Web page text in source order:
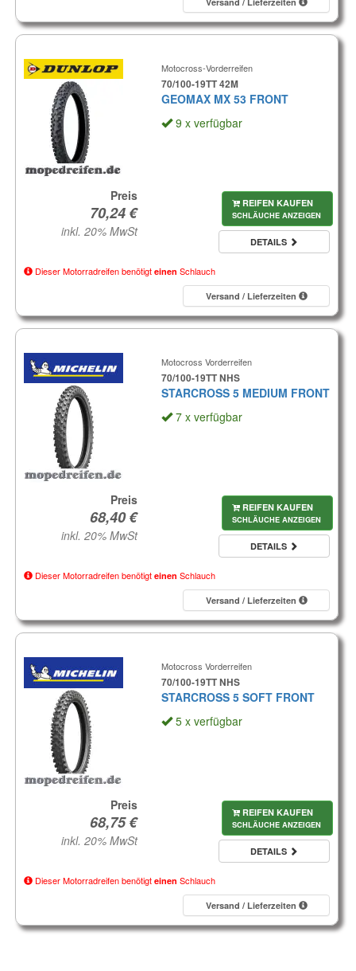
Motocross-Vorderreifen
70/100-19TT 42M
GEOMAX MX 53 FRONT
9 x verfügbar
Preis
inkl. 20% MwSt
REIFEN KAUFEN
SCHLÄUCHE ANZEIGEN
DETAILS
Dieser Motorradreifen benötigt einen Schlauch
Versand / Lieferzeiten
Motocross Vorderreifen
70/100-19TT NHS
STARCROSS 5 MEDIUM FRONT
7 x verfügbar
Preis
inkl. 20% MwSt
REIFEN KAUFEN
SCHLÄUCHE ANZEIGEN
DETAILS
Dieser Motorradreifen benötigt einen Schlauch
Versand / Lieferzeiten
Motocross Vorderreifen
70/100-19TT NHS
STARCROSS 5 SOFT FRONT
5 x verfügbar
Preis
inkl. 20% MwSt
REIFEN KAUFEN
SCHLÄUCHE ANZEIGEN
DETAILS
Dieser Motorradreifen benötigt einen Schlauch
Versand / Lieferzeiten